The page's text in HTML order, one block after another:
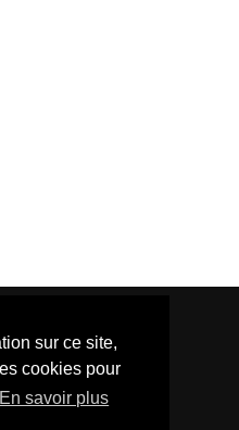
sur ce site,
cookies pour
En savoir plus
| Distributed By